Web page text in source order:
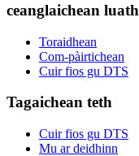
ceanglaichean luath
Toraidhean
Com-pàirtichean
Cuir fios gu DTS
Tagaichean teth
Cuir fios gu DTS
Mu ar deidhinn